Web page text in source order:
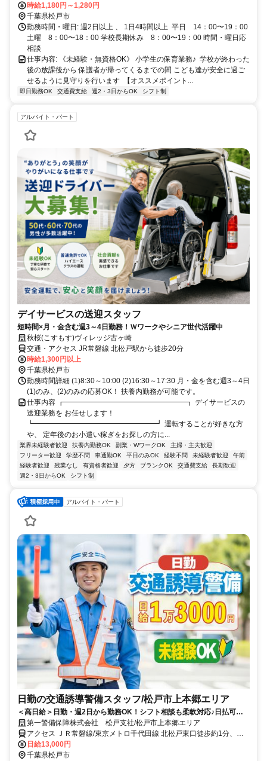
不可
時給1,180円～1,280円
千葉県松戸市
勤務時間・曜日: 週2日以上 、 1日4時間以上 ㅤ 平日 14：00〜19：00
土曜 8：00〜18：00 学校長期休み 8：00〜19：00 時間・曜日応
相談
仕事内容: 《未経験・無資格OK》 小学生の保育業務♪ ㅤ 学校が終わった
後の放課後から 保護者が帰ってくるまでの間 こども達が安全に過ご
せるように見守りを行います ㅤ 【オススメポイント...
即日勤務OK 交通費支給 週2・3日からOK シフト制
アルバイト・パート
デイサービスの送迎スタッフ
短時間×月・金含む週3～4日勤務！Ｗワークやシニア世代活躍中
秋桜(こすもす)ヴィレッジ古ヶ崎
交通・アクセス JR常磐線 北松戸駅から徒歩20分
時給1,300円以上
千葉県松戸市
勤務時間詳細 (1)8:30～10:00 (2)16:30～17:30 月・金を含む週3～4日
(1)のみ、(2)のみの応募OK！ 扶養内勤務が可能です。
仕事内容 ┏━━━━━━━━━━━━━━━━━┓ デイサービスの
送迎業務を お任せします！
┗━━━━━━━━━━━━━━━━━┛ 運転することが好きな方
や、 定年後のお小遣い稼ぎをお探しの方に...
業界未経験者歓迎 扶養内勤務OK 副業・WワークOK
主婦・主夫歓迎
フリーター歓迎
学歴不問 車通勤OK 平日のみOK 経験不問 未経験者歓迎
午前
経験者歓迎
残業なし 有資格者歓迎 夕方 ブランクOK 交通費支給
長期歓迎
週2・3日からOK
シフト制
アルバイト・パート
日勤の交通誘導警備スタッフ/松戸市上本郷エリア
＜高日給＞日勤・週2日から勤務OK！シフト相談も柔軟対応♪日払可◎
未経験歓迎★
第一警備保障株式会社 松戸支社/松戸市上本郷エリア
アクセス ＪＲ常磐線/東京メトロ千代田線 北松戸東口徒歩約1分、京
成松戸線 上本郷北口徒歩約19分、京成松戸線 松戸新田北口徒歩約22
分 直行直帰OK＊交通費全額支給＊
日給13,000円
千葉県松戸市